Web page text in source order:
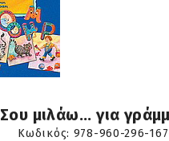
Σου μιλάω... για
Κωδικός: 978-960-296-